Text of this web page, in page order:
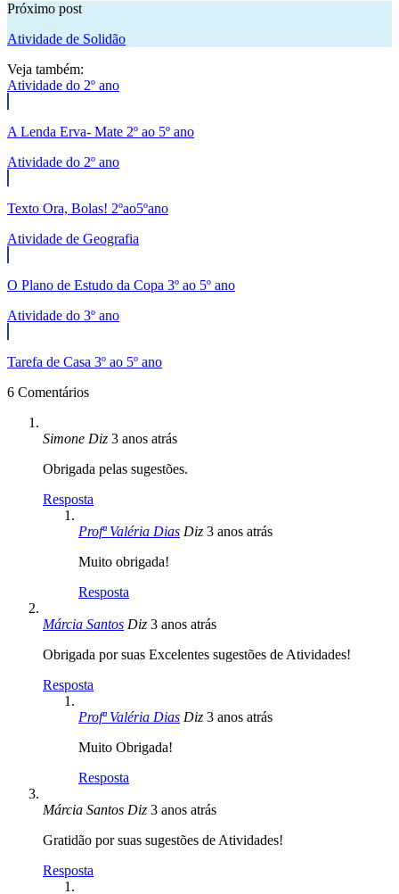
Próximo post
Atividade de Solidão
Veja também:
Atividade do 2º ano
A Lenda Erva- Mate 2º ao 5º ano
Atividade do 2º ano
Texto Ora, Bolas! 2ºao5ºano
Atividade de Geografia
O Plano de Estudo da Copa 3º ao 5º ano
Atividade do 3º ano
Tarefa de Casa 3º ao 5º ano
6 Comentários
Simone Diz 3 anos atrás
Obrigada pelas sugestões.
Resposta
Profª Valéria Dias Diz 3 anos atrás
Muito obrigada!
Resposta
Márcia Santos Diz 3 anos atrás
Obrigada por suas Excelentes sugestões de Atividades!
Resposta
Profª Valéria Dias Diz 3 anos atrás
Muito Obrigada!
Resposta
Márcia Santos Diz 3 anos atrás
Gratidão por suas sugestões de Atividades!
Resposta